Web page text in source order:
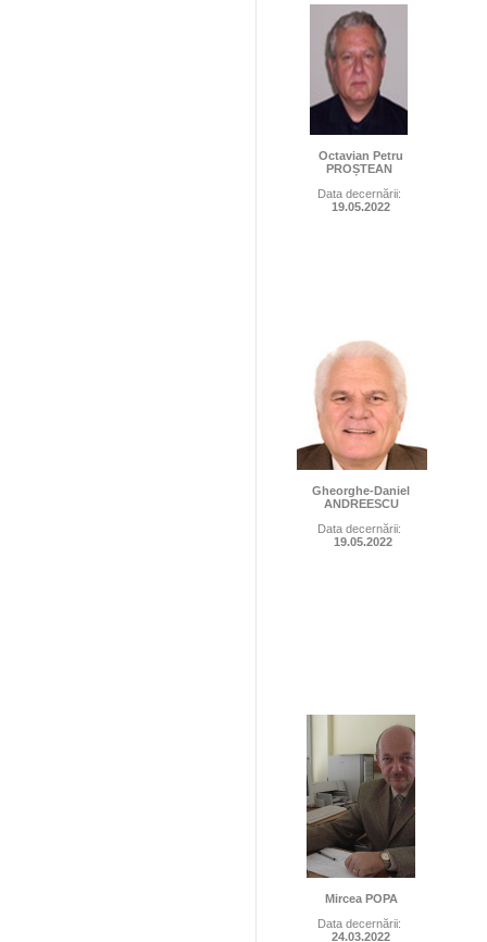
Octavian Petru
PROȘTEAN
Data decernării:
19.05.2022
Gheorghe-Daniel
ANDREESCU
Data decernării:
19.05.2022
Mircea POPA
Data decernării:
24.03.2022